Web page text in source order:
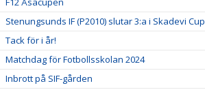
Stenungsunds IF (P2010) slutar 3:a i Skadevi Cup
Tack för i år!
Matchdag för Fotbollsskolan 2024
Inbrott på SIF-gården